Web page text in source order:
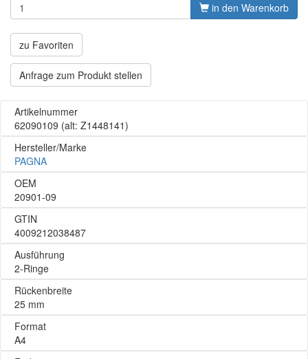
in den Warenkorb
zu Favoriten
Anfrage zum Produkt stellen
Artikelnummer
62090109 (alt: Z1448141)
Hersteller/Marke
PAGNA
OEM
20901-09
GTIN
4009212038487
Ausführung
2-Ringe
Rückenbreite
25 mm
Format
A4